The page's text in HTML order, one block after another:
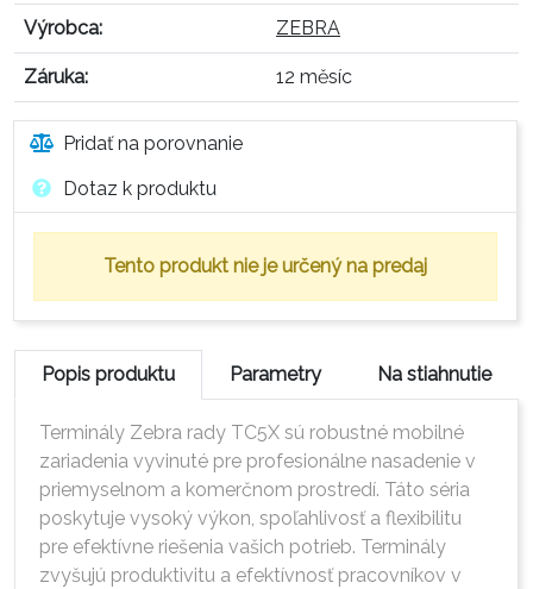
Výrobca: ZEBRA
Záruka: 12 měsíc
Pridať na porovnanie
Dotaz k produktu
Tento produkt nie je určený na predaj
Popis produktu Parametry Na stiahnutie
Terminály Zebra rady TC5X sú robustné mobilné
zariadenia vyvinuté pre profesionálne nasadenie v
priemyselnom a komerčnom prostredí. Táto séria
poskytuje vysoký výkon, spoľahlivosť a flexibilitu
pre efektívne riešenia vašich potrieb. Terminály
zvyšujú produktivitu a efektívnosť pracovníkov v